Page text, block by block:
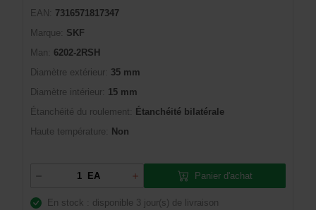
EAN:
7316571817347
Marque:
SKF
Man:
6202-2RSH
Diamètre extérieur: 35 mm
Diamètre intérieur: 15 mm
Étanchéité du roulement:
Étanchéité bilatérale
Haute température:
Non
EA Panier d'achat
En stock : disponible 3 jour(s) de livraison